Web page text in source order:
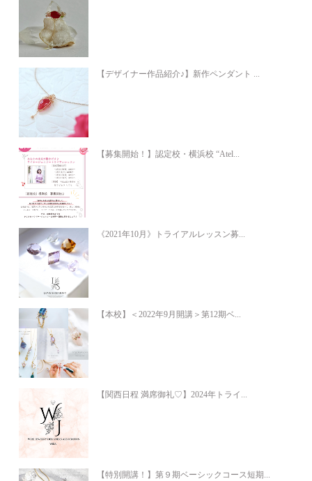
【デザイナー作品紹介♪】新作ペンダント ...
【募集開始！】認定校・横浜校 “Atel...
《2021年10月》トライアルレッスン募...
【本校】＜2022年9月開講＞第12期ベ...
【関西日程 満席御礼♡】2024年トライ...
【特別開講！】第９期ベーシックコース短期...